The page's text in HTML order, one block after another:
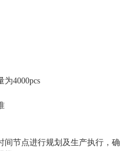
4000pcs
间节点进行规划及生产执行，确